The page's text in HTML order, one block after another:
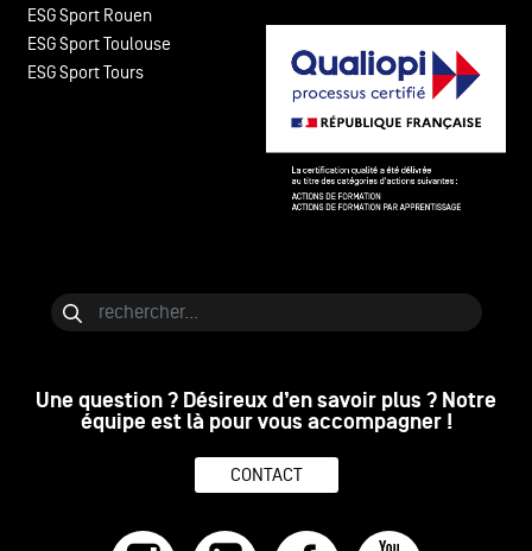
ESG Sport Rouen
ESG Sport Toulouse
ESG Sport Tours
Une question ? Désireux d’en savoir plus ? Notre
équipe est là pour vous accompagner !
CONTACT